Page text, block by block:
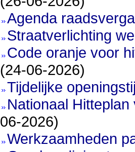
Agenda
Straatverlichting
Code oranje voor
(24-06-2026)
Tijdelijke
Nationaal
06-2026)
Werkzaamheden